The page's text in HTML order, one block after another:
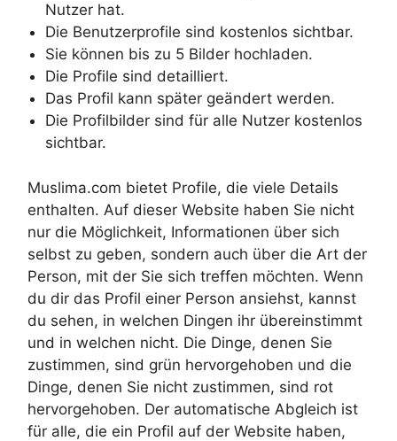
Nutzer hat.
Die Benutzerprofile sind kostenlos sichtbar.
Sie können bis zu 5 Bilder hochladen.
Die Profile sind detailliert.
Das Profil kann später geändert werden.
Die Profilbilder sind für alle Nutzer kostenlos
sichtbar.
Muslima.com bietet Profile, die viele Details
enthalten. Auf dieser Website haben Sie nicht
nur die Möglichkeit, Informationen über sich
selbst zu geben, sondern auch über die Art der
Person, mit der Sie sich treffen möchten. Wenn
du dir das Profil einer Person ansiehst, kannst
du sehen, in welchen Dingen ihr übereinstimmt
und in welchen nicht. Die Dinge, denen Sie
zustimmen, sind grün hervorgehoben und die
Dinge, denen Sie nicht zustimmen, sind rot
hervorgehoben. Der automatische Abgleich ist
für alle, die ein Profil auf der Website haben,